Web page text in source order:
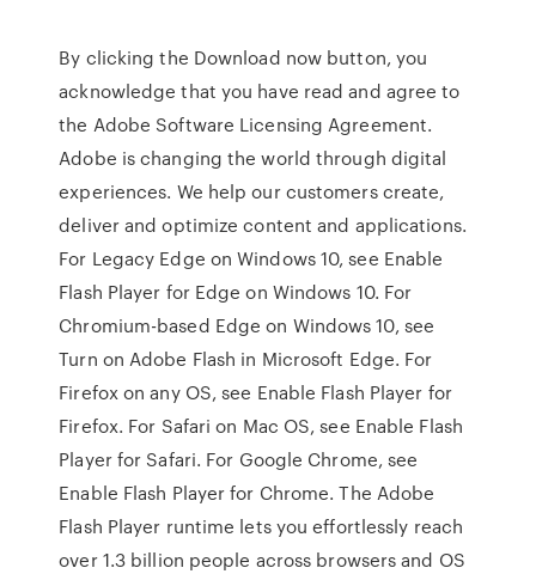
By clicking the Download now button, you
acknowledge that you have read and agree to
the Adobe Software Licensing Agreement.
Adobe is changing the world through digital
experiences. We help our customers create,
deliver and optimize content and applications.
For Legacy Edge on Windows 10, see Enable
Flash Player for Edge on Windows 10. For
Chromium-based Edge on Windows 10, see
Turn on Adobe Flash in Microsoft Edge. For
Firefox on any OS, see Enable Flash Player for
Firefox. For Safari on Mac OS, see Enable Flash
Player for Safari. For Google Chrome, see
Enable Flash Player for Chrome. The Adobe
Flash Player runtime lets you effortlessly reach
over 1.3 billion people across browsers and OS